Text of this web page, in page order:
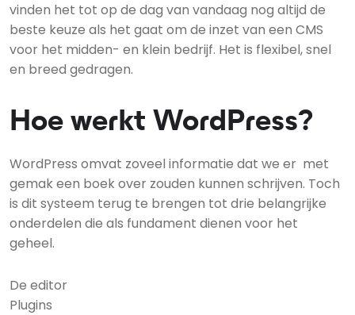
vinden het tot op de dag van vandaag nog altijd de
beste keuze als het gaat om de inzet van een CMS
voor het midden- en klein bedrijf. Het is flexibel, snel
en breed gedragen.
Hoe werkt WordPress?
WordPress omvat zoveel informatie dat we er met
gemak een boek over zouden kunnen schrijven. Toch
is dit systeem terug te brengen tot drie belangrijke
onderdelen die als fundament dienen voor het
geheel.
De editor
Plugins